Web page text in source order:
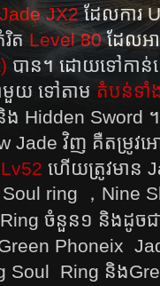
JX2ដែលការ
ត Level 80ដែលអ
បាន។ ដោយទៅកាន់
យ​ ទៅតាម តំបន់ទ
ង Hidden Sword ។
Jade វិញ គឺតម្រូវ
Lv52 ហើយត្រូវមាន
ring ，Nine
ចំនួន១ និងដូចជ
Green Phoneix
Soul Ring និង